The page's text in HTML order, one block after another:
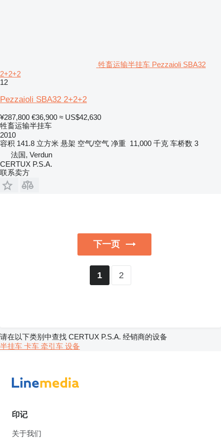
牲畜运输半挂车 Pezzaioli SBA32
2+2+2
12
Pezzaioli SBA32 2+2+2
¥287,800 €36,900 ≈ US$42,630
牲畜运输半挂车
2010
容积 141.8 立方米 悬架 空气/空气 净重 11,000 千克 车桥数 3
法国, Verdun
CERTUX P.S.A.
联系卖方
下一页
1 2
请在以下类别中查找 CERTUX P.S.A. 经销商的设备
半挂车 卡车 牵引车 设备
印记
关于我们